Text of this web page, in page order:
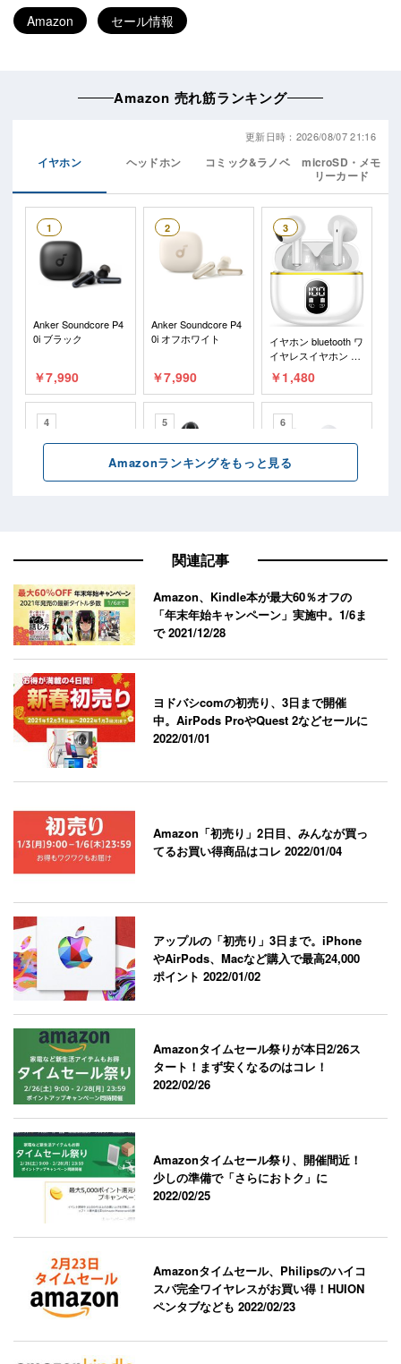
Amazon セール情報
関連記事
Amazon、Kindle本が最大60％オフの
「年末年始キャンペーン」実施中。1/6ま
で2021/12/28
ヨドバシcomの初売り、3日まで開催
中。AirPods ProやQuest 2などセールに
2022/01/01
Amazon「初売り」2日目、みんなが買っ
てるお買い得商品はコレ2022/01/04
アップルの「初売り」3日まで。iPhone
やAirPods、Macなど購入で最高24,000
ポイント2022/01/02
Amazonタイムセール祭りが本日2/26ス
タート！まず安くなるのはコレ！
2022/02/26
Amazonタイムセール祭り、開催間近！
少しの準備で「さらにおトク」に
2022/02/25
Amazonタイムセール、Philipsのハイコ
スパ完全ワイヤレスがお買い得！HUION
ペンタブなども2022/02/23